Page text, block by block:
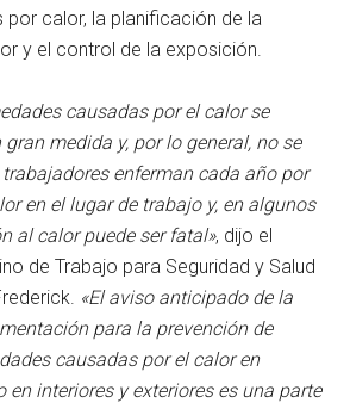
por calor, la planificación de la
y el control de la exposición.
causadas por el calor se
gran medida y, por lo general, no se
enferman cada año por
en el lugar de trabajo y, en algunos
al calor puede ser fatal», dijo el
de Trabajo para Seguridad y Salud
«El aviso anticipado de la
para la prevención de
causadas por el calor en
en interiores y exteriores es una parte